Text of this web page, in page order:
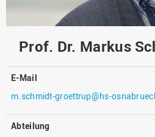
Prof. Dr. Markus
E-Mail
m.schmidt-groettrup@hs-
Abteilung